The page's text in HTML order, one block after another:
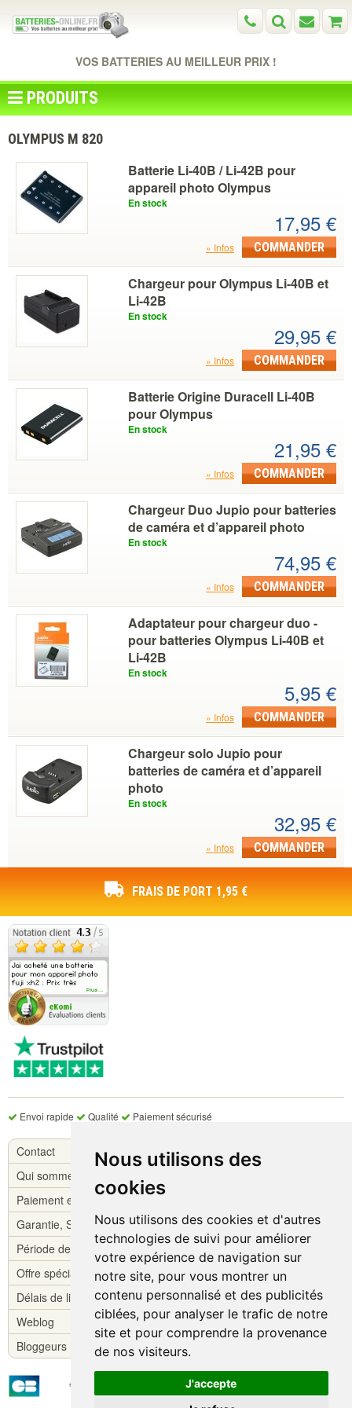
Nous utilisons des
cookies
Nous utilisons des cookies et d'autres
technologies de suivi pour améliorer
votre expérience de navigation sur
notre site, pour vous montrer un
contenu personnalisé et des publicités
ciblées, pour analyser le trafic de notre
site et pour comprendre la provenance
de nos visiteurs.
J'accepte
VOS BATTERIES AU MEILLEUR PRIX !
PRODUITS
OLYMPUS Μ 820
Batterie Li-40B / Li-42B pour
appareil photo Olympus
En stock
17,95 €
COMMANDER
Infos
Chargeur pour Olympus Li-40B et
Li-42B
En stock
29,95 €
COMMANDER
Infos
Batterie Origine Duracell Li-40B
pour Olympus
En stock
21,95 €
COMMANDER
Infos
Chargeur Duo Jupio pour batteries
de caméra et d’appareil photo
En stock
74,95 €
COMMANDER
Infos
Adaptateur pour chargeur duo -
pour batteries Olympus Li-40B et
Li-42B
En stock
5,95 €
COMMANDER
Infos
Chargeur solo Jupio pour
batteries de caméra et d’appareil
photo
En stock
32,95 €
COMMANDER
Infos
FRAIS DE PORT 1,95 €
Envoi rapide Qualité Paiement sécurisé
Contact
Qui sommes-nous ?
Paiement et livraison
Garantie, S.A.V.
Période de réflexion
Offre spéciale !
Délais de livraison
Weblog
Bloggeurs